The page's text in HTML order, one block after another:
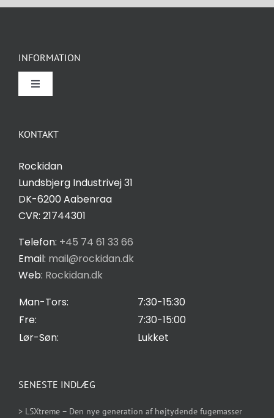
KONTAKT
Rockidan
Lundsbjerg Industrivej 31
DK-6200 Aabenraa
CVR: 21744301
Telefon: +45 74 61 33 66
Email: mail@rockidan.dk
Web: Rockidan.dk
Man-Tors:
7:30-15:30
Fre:
7:30-15:00
Lør-Søn:
Lukket
INFORMATION
Toggle
Salgs- og leveringsbetingelser
Privatlivspolitik
Cookie Indstilling
SENESTE INDLÆG
> LSXtreme – Den nye generation af højtydende fugemasser